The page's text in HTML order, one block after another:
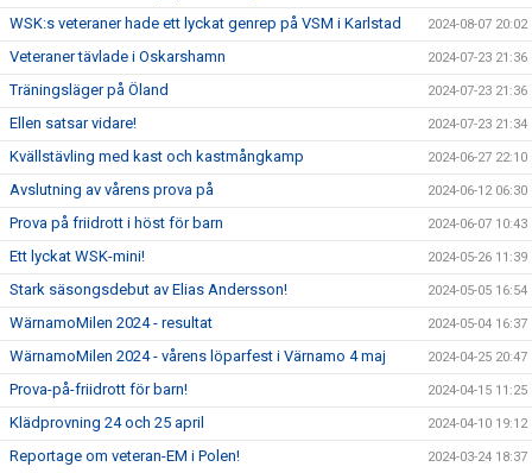
WSK:s veteraner hade ett lyckat genrep på VSM i Karlstad 2024-08-07 20:02
Veteraner tävlade i Oskarshamn 2024-07-23 21:36
Träningsläger på Öland 2024-07-23 21:36
Ellen satsar vidare! 2024-07-23 21:34
Kvällstävling med kast och kastmångkamp 2024-06-27 22:10
Avslutning av vårens prova på 2024-06-12 06:30
Prova på friidrott i höst för barn 2024-06-07 10:43
Ett lyckat WSK-mini! 2024-05-26 11:39
Stark säsongsdebut av Elias Andersson! 2024-05-05 16:54
WärnamoMilen 2024 - resultat 2024-05-04 16:37
WärnamoMilen 2024 - vårens löparfest i Värnamo 4 maj 2024-04-25 20:47
Prova-på-friidrott för barn! 2024-04-15 11:25
Klädprovning 24 och 25 april 2024-04-10 19:12
Reportage om veteran-EM i Polen! 2024-03-24 18:37